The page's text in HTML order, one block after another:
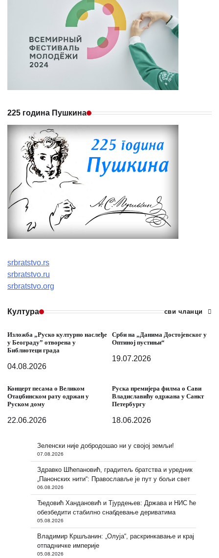
225 година Пушкина
srbratstvo.rs
srbratstvo.ru
srbratstvo.org
Култура сви чланци
Изложба „Руско културно наслеђе
у Београду” отворена у
Библиотеци града
04.08.2026
Срби на „Данима Достојевског у
Оптиној пустињи“
19.07.2026
Концерт песама о Великом
Отаџбинском рату одржан у
Руском дому
22.06.2026
Руска премијера филма о Сави
Владиславићу одржана у Санкт
Петербургу
18.06.2026
Зеленски није добродошао ни у својој земљи!
07.08.2026
Здравко Шћепановић, градитељ братства и уредник
„Панонских нити“: Православље је пут у бољи свет
06.08.2026
Ђедовић Хандановић и Тјурдењев: Држава и НИС ће
обезбедити стабилно снабдевање дериватима
05.08.2026
Владимир Кршљанин: „Олуја“, раскринкавање и крај
отпадничке империје
05.08.2026